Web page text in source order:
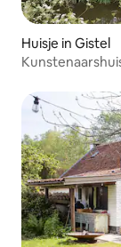
Huisje in Gistel